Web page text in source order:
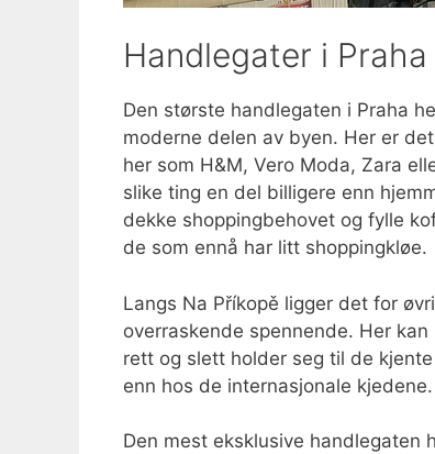
Handlegater i Praha
Den største handlegaten i Praha
moderne delen av byen. Her er
her som H&M, Vero Moda, Zara
slike ting en del billigere enn
dekke shoppingbehovet og fylle
de som ennå har litt shoppingkløe.
Langs Na Příkopě ligger det for
overraskende spennende. Her
rett og slett holder seg til de
enn hos de internasjonale kjedene.
Den mest eksklusive handlegaten